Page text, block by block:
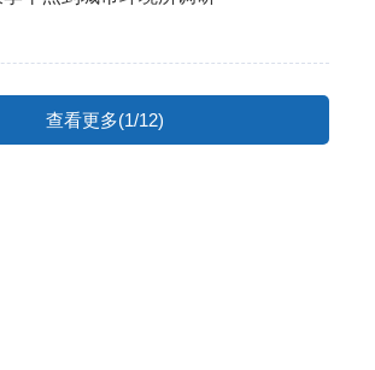
查看更多(1/12)